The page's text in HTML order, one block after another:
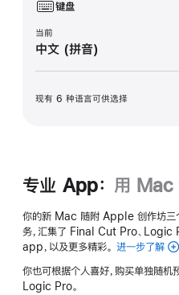
键盘
当前
中文 (拼音)
现有 6 种语言可供选择
专业 App： 用 Mac
你的新 Mac 随附 Apple 创作坊三
务，汇集了 Final Cut Pro、
app，以及更多精彩。 进一步了解
作
你也可根据个人喜好，购买单独随
Logic Pro。